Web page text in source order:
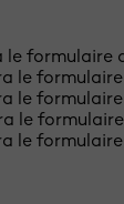
formulaire
le formulaire
le formulaire
le
le formulaire